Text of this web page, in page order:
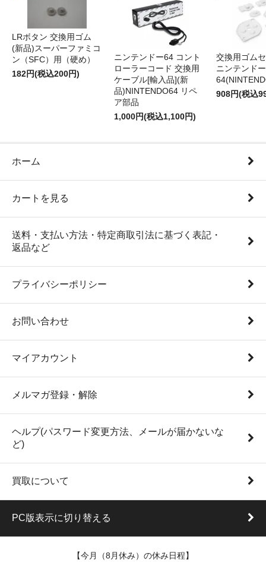
LRボタン 交換用ゴム
(新品)スーパーファミコ
ン（SFC）用（硬め）
182円(税込200円)
ニンテンドー64 コント
ローラーコード 交換用
ケーブル[輸入品](新
品)NINTENDO64 リペ
ア部品
1,000円(税込1,100円)
交換用ゴム
ニンテンドー
908円(税込
ホーム
カートを見る
送料・支払い方法・特定商取引法に基づく表記・
返品など
プライバシーポリシー
お問い合わせ
マイアカウント
メルマガ登録・解除
ヘルプ(パスワード変更方法、メールが届かないな
ど)
買取について
PC版表示に切り替える
【今月（8月休み）の休み日程】